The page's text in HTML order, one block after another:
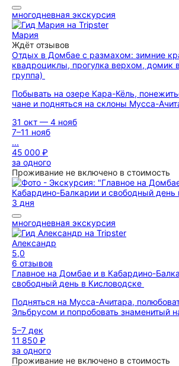
многодневная экскурсия
Мария
Ждёт отзывов
Отдых в Домбае с размахом: зимние
квадроциклы, прогулка верхом, домик
группа)
Побывать на озере Кара-Кёль,
чане и подняться на склоны Мусса-
31 окт — 4 нояб
7–11 нояб
...
45 000 ₽
за одного
Проживание не включено в стоимость
3 дня
многодневная экскурсия
Александр
5,0
6 отзывов
Главное на Домбае и в Кабардино-
свободный день в Кисловодске
Подняться на Мусса-Ачитара,
Эльбрусом и попробовать знаменитый
5–7 дек
11 850 ₽
за одного
Проживание не включено в стоимость